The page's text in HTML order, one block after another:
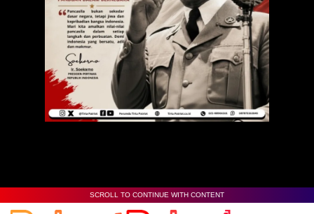
SCROLL TO CONTINUE WITH CONTENT